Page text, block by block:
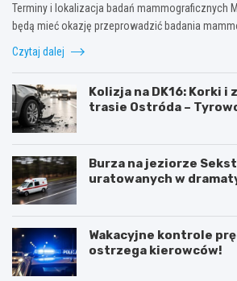
Terminy i lokalizacja badań mammograficznych
będą mieć okazję przeprowadzić badania
Czytaj dalej
Kolizja na DK16: Korki i
trasie Ostróda –
Burza na jeziorze
uratowanych w
Wakacyjne kontrole
ostrzega kierowców!